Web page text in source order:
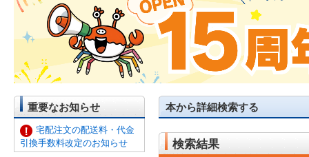
重要なお知らせ
宅配注文の配送料・代金
引換手数料改定のお知らせ
本から詳細検索する
検索結果